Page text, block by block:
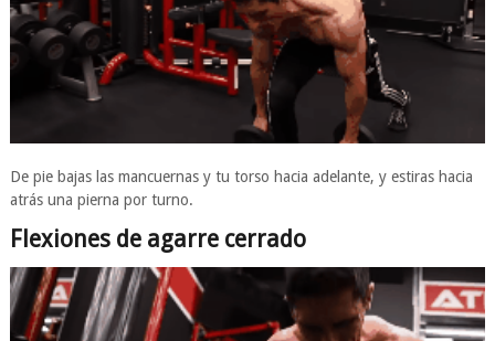
De pie bajas las mancuernas y tu torso hacia adelante, y estiras hacia
atrás una pierna por turno.
Flexiones de agarre cerrado